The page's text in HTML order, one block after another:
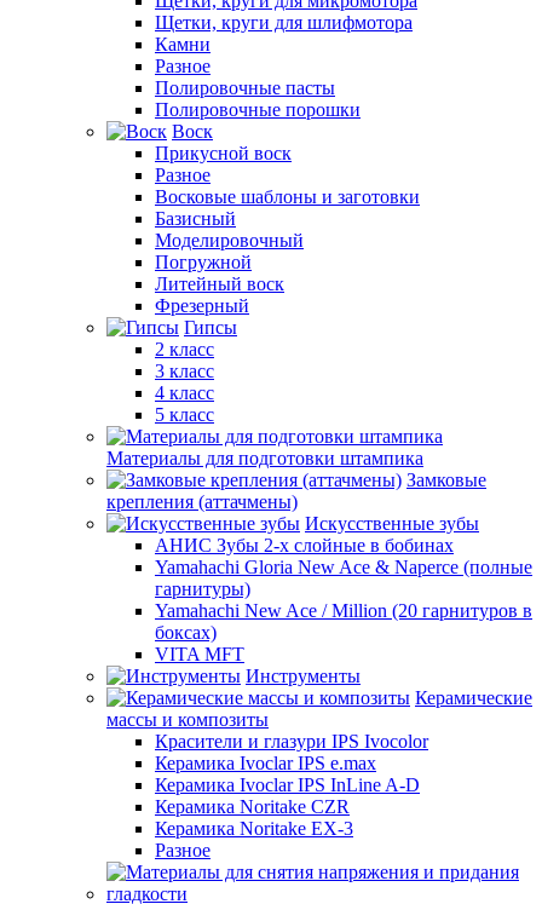
Щетки, круги для шлифмотора
Камни
Разное
Полировочные пасты
Полировочные порошки
Воск
Прикусной воск
Разное
Восковые шаблоны и заготовки
Базисный
Моделировочный
Погружной
Литейный воск
Фрезерный
Гипсы
2 класс
3 класс
4 класс
5 класс
Материалы для подготовки штампика
Замковые
крепления (аттачмены)
Искусственные зубы
АНИС Зубы 2-х слойные в бобинах
Yamahachi Gloria New Ace & Naperce (полные
гарнитуры)
Yamahachi New Ace / Million (20 гарнитуров в
боксах)
VITA MFT
Инструменты
Керамические
массы и композиты
Красители и глазури IPS Ivocolor
Керамика Ivoclar IPS e.max
Керамика Ivoclar IPS InLine A-D
Керамика Noritake CZR
Керамика Noritake EX-3
Разное